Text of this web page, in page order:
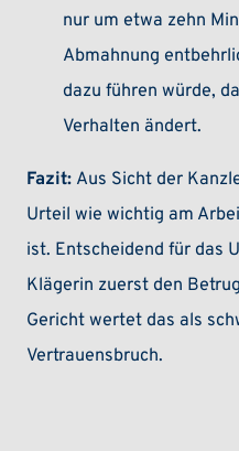
nur um etwa zehn
Abmahnung
dazu führen würde,
Verhalten ändert.
Fazit: Aus Sicht der
Urteil wie wichtig am
ist. Entscheidend für das
Klägerin zuerst den
Gericht wertet das als
Vertrauensbruch.